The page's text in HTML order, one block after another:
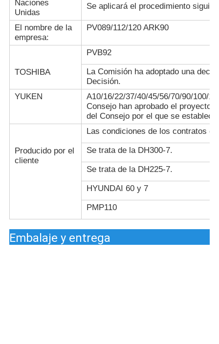
es el valor
de las
emisiones de
gases de
efecto
datos sobre la
productos.
2X y sus componentes
las
CO2 es el
CO2 de los
Se recomienda
que se utilicen
las siguientes
sustancias:
Se trata de un
emisiones de gases
El valor de
las
combustibles
fósiles.
Se utilizará
obtención de
calidad de los
Se trata de un
El valor de
Naciones
Unidas
Se aplicará el procedimiento
El nombre de la
empresa:
PV089/112/120 ARK90
TOSHIBA
PVB92
La Comisión ha adoptado una
Decisión.
YUKEN
A10/16/22/37/40/45/56/70/90/100/
Consejo han aprobado el proyecto
del Consejo por el que se
Producido por el
cliente
Las condiciones de los contratos
Se trata de la DH300-7.
Se trata de la DH225-7.
HYUNDAI 60 y 7
PMP110
Embalaje y entrega